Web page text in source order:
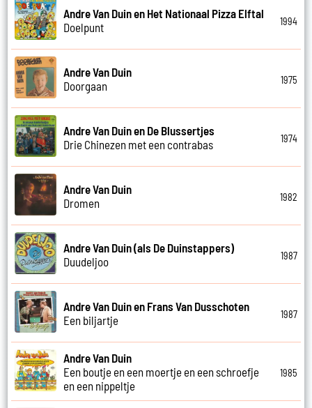
Andre Van Duin en Het Nationaal Pizza Elftal
Doelpunt
1994
Andre Van Duin
Doorgaan
1975
Andre Van Duin en De Blussertjes
Drie Chinezen met een contrabas
1974
Andre Van Duin
Dromen
1982
Andre Van Duin (als De Duinstappers)
Duudeljoo
1987
Andre Van Duin en Frans Van Dusschoten
Een biljartje
1987
Andre Van Duin
Een boutje en een moertje en een schroefje
en een nippeltje
1985